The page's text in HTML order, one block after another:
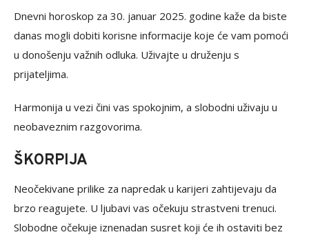
Dnevni horoskop za 30. januar 2025. godine kaže da biste
danas mogli dobiti korisne informacije koje će vam pomoći
u donošenju važnih odluka. Uživajte u druženju s
prijateljima.
Harmonija u vezi čini vas spokojnim, a slobodni uživaju u
neobaveznim razgovorima.
ŠKORPIJA
Neočekivane prilike za napredak u karijeri zahtijevaju da
brzo reagujete. U ljubavi vas očekuju strastveni trenuci.
Slobodne očekuje iznenadan susret koji će ih ostaviti bez